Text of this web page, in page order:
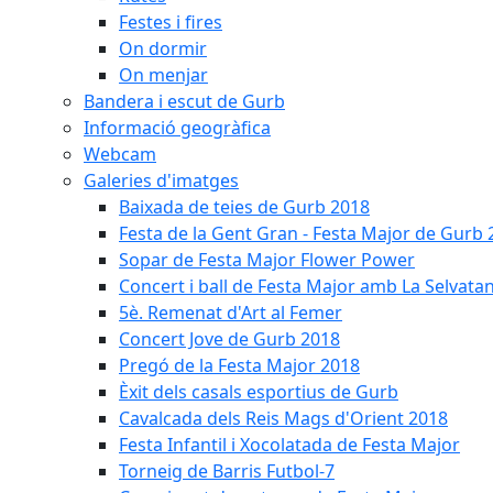
Festes i fires
On dormir
On menjar
Bandera i escut de Gurb
Informació geogràfica
Webcam
Galeries d'imatges
Baixada de teies de Gurb 2018
Festa de la Gent Gran - Festa Major de Gurb
Sopar de Festa Major Flower Power
Concert i ball de Festa Major amb La
5è. Remenat d'Art al Femer
Concert Jove de Gurb 2018
Pregó de la Festa Major 2018
Èxit dels casals esportius de Gurb
Cavalcada dels Reis Mags d'Orient 2018
Festa Infantil i Xocolatada de Festa Major
Torneig de Barris Futbol-7